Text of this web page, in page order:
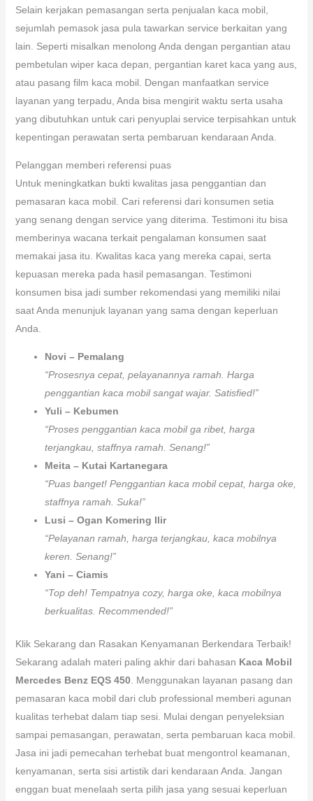
Selain kerjakan pemasangan serta penjualan kaca mobil,
sejumlah pemasok jasa pula tawarkan service berkaitan yang
lain. Seperti misalkan menolong Anda dengan pergantian atau
pembetulan wiper kaca depan, pergantian karet kaca yang aus,
atau pasang film kaca mobil. Dengan manfaatkan service
layanan yang terpadu, Anda bisa mengirit waktu serta usaha
yang dibutuhkan untuk cari penyuplai service terpisahkan untuk
kepentingan perawatan serta pembaruan kendaraan Anda.
Pelanggan memberi referensi puas
Untuk meningkatkan bukti kwalitas jasa penggantian dan
pemasaran kaca mobil. Cari referensi dari konsumen setia
yang senang dengan service yang diterima. Testimoni itu bisa
memberinya wacana terkait pengalaman konsumen saat
memakai jasa itu. Kwalitas kaca yang mereka capai, serta
kepuasan mereka pada hasil pemasangan. Testimoni
konsumen bisa jadi sumber rekomendasi yang memiliki nilai
saat Anda menunjuk layanan yang sama dengan keperluan
Anda.
Novi – Pemalang
“Prosesnya cepat, pelayanannya ramah. Harga
penggantian kaca mobil sangat wajar. Satisfied!”
Yuli – Kebumen
“Proses penggantian kaca mobil ga ribet, harga
terjangkau, staffnya ramah. Senang!”
Meita – Kutai Kartanegara
“Puas banget! Penggantian kaca mobil cepat, harga oke,
staffnya ramah. Suka!”
Lusi – Ogan Komering Ilir
“Pelayanan ramah, harga terjangkau, kaca mobilnya
keren. Senang!”
Yani – Ciamis
“Top deh! Tempatnya cozy, harga oke, kaca mobilnya
berkualitas. Recommended!”
Klik Sekarang dan Rasakan Kenyamanan Berkendara Terbaik!
Sekarang adalah materi paling akhir dari bahasan Kaca Mobil
Mercedes Benz EQS 450. Menggunakan layanan pasang dan
pemasaran kaca mobil dari club professional memberi agunan
kualitas terhebat dalam tiap sesi. Mulai dengan penyeleksian
sampai pemasangan, perawatan, serta pembaruan kaca mobil.
Jasa ini jadi pemecahan terhebat buat mengontrol keamanan,
kenyamanan, serta sisi artistik dari kendaraan Anda. Jangan
enggan buat menelaah serta pilih jasa yang sesuai keperluan